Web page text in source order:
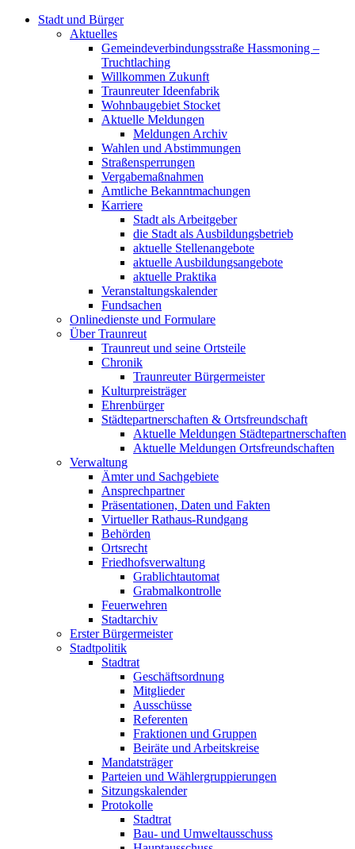
Stadt und Bürger
Aktuelles
Gemeindeverbindungsstraße Hassmoning –
Truchtlaching
Willkommen Zukunft
Traunreuter Ideenfabrik
Wohnbaugebiet Stocket
Aktuelle Meldungen
Meldungen Archiv
Wahlen und Abstimmungen
Straßensperrungen
Vergabemaßnahmen
Amtliche Bekanntmachungen
Karriere
Stadt als Arbeitgeber
die Stadt als Ausbildungsbetrieb
aktuelle Stellenangebote
aktuelle Ausbildungsangebote
aktuelle Praktika
Veranstaltungskalender
Fundsachen
Onlinedienste und Formulare
Über Traunreut
Traunreut und seine Ortsteile
Chronik
Traunreuter Bürgermeister
Kulturpreisträger
Ehrenbürger
Städtepartnerschaften & Ortsfreundschaft
Aktuelle Meldungen Städtepartnerschaften
Aktuelle Meldungen Ortsfreundschaften
Verwaltung
Ämter und Sachgebiete
Ansprechpartner
Präsentationen, Daten und Fakten
Virtueller Rathaus-Rundgang
Behörden
Ortsrecht
Friedhofsverwaltung
Grablichtautomat
Grabmalkontrolle
Feuerwehren
Stadtarchiv
Erster Bürgermeister
Stadtpolitik
Stadtrat
Geschäftsordnung
Mitglieder
Ausschüsse
Referenten
Fraktionen und Gruppen
Beiräte und Arbeitskreise
Mandatsträger
Parteien und Wählergruppierungen
Sitzungskalender
Protokolle
Stadtrat
Bau- und Umweltausschuss